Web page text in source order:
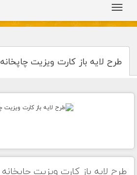
طرح لایه باز کارت ویزیت چاپخانه
طرح لایه باز کارت ویزیت چاپخانه